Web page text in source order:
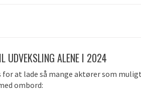
UDVEKSLING ALENE I 2024
for at lade så mange aktører som
ombord: